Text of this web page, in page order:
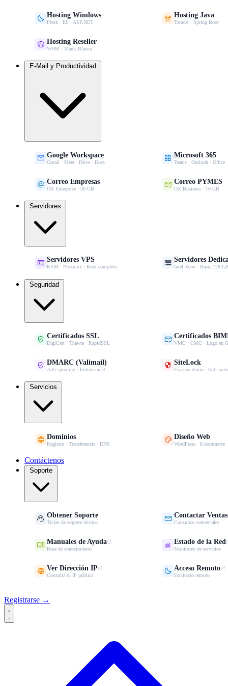
 Hosting Windows
Plesk · IIS · ASP.NET  Hosting Java
Tomcat · Spring Boot
 Hosting Reseller
WHM · Marca Blanca
E-Mail y Productividad
 Google Workspace
Gmail · Meet · Drive · Docs  Microsoft 365
Teams · Outlook · Office
 Correo Empresas
OX Enterprise · 30 GB  Correo PYMES
OX Business · 10 GB
Servidores
 Servidores VPS
KVM · Proxmox · Root completo  Servidores
Intel Xeon · Hasta 128
Seguridad
 Certificados SSL
DigiCert · Thawte · RapidSSL  Certificados
VMC · CMC · Logo en
 DMARC (Valimail)
Anti-spoofing · Enforcement  SiteLock
Escaneo diario · Anti-
Servicios
 Dominios
Registro · Transferencia · DNS  Diseño Web
WordPress · E-commerce
Contáctenos
Soporte
 Obtener Soporte
Ticket de soporte técnico  Contactar Ventas
Consultas comerciales
 Manuales de Ayuda
Base de conocimiento  Estado de la Red
Monitoreo de servicios
 Ver Dirección IP
Consulta tu IP pública  Acceso Remoto
Escritorio remoto
Registrarse →